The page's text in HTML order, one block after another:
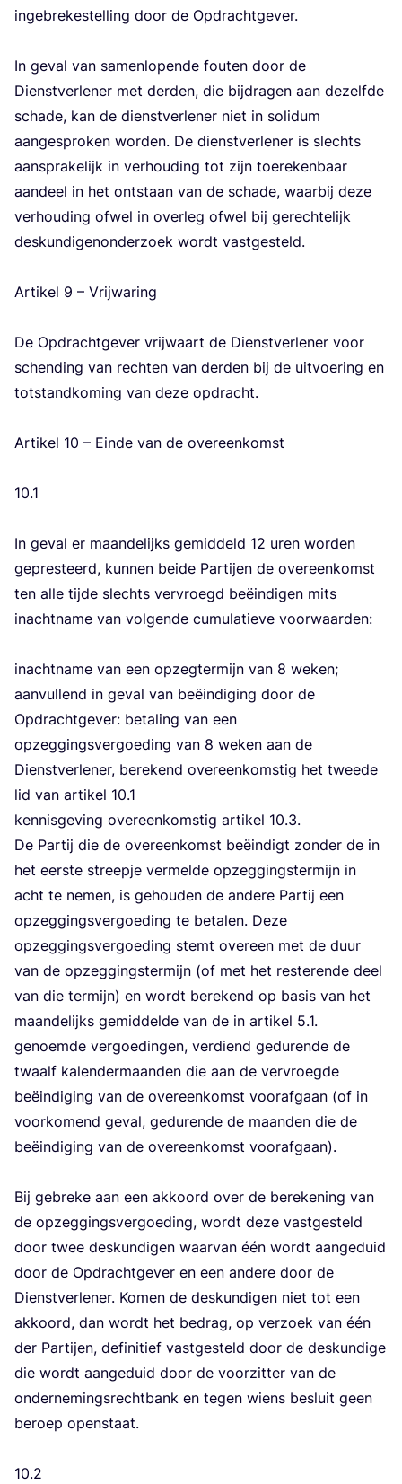
inge­bre­ke­stel­ling door de Opdracht­ge­ver.
In geval van samen­lo­pen­de fou­ten door de
Dienst­ver­le­ner met der­den, die bij­dra­gen aan dezelf­de
scha­de, kan de dienst­ver­le­ner niet in soli­dum
aan­ge­spro­ken wor­den. De dienst­ver­le­ner is slechts
aan­spra­ke­lijk in ver­hou­ding tot zijn toe­re­ken­baar
aan­deel in het ont­staan van de scha­de, waar­bij deze
ver­hou­ding ofwel in over­leg ofwel bij gerech­te­lijk
des­kun­di­gen­on­der­zoek wordt vast­ge­steld.
Arti­kel 9 – Vrij­wa­ring
De Opdracht­ge­ver vrij­waart de Dienst­ver­le­ner voor
schen­ding van rech­ten van der­den bij de uit­voe­ring en
tot­stand­ko­ming van deze opdracht.
Arti­kel 10 – Ein­de van de over­een­komst
10.1
In geval er maan­de­lijks gemid­deld 12 uren wor­den
gepres­teerd, kun­nen bei­de Par­tij­en de over­een­komst
ten alle tij­de slechts ver­vroegd beëin­di­gen mits
inacht­na­me van vol­gen­de cumu­la­tie­ve voor­waar­den:
inacht­na­me van een opzeg­ter­mijn van 8 weken;
aan­vul­lend in geval van beëin­di­ging door de
Opdracht­ge­ver: beta­ling van een
opzeg­gings­ver­goe­ding van 8 weken aan de
Dienst­ver­le­ner, bere­kend over­een­kom­stig het twee­de
lid van arti­kel 10.1
ken­nis­ge­ving over­een­kom­stig arti­kel 10.3.
De Par­tij die de over­een­komst beëin­digt zon­der de in
het eer­ste streep­je ver­mel­de opzeg­gings­ter­mijn in
acht te nemen, is gehou­den de ande­re Par­tij een
opzeg­gings­ver­goe­ding te beta­len. Deze
opzeg­gings­ver­goe­ding stemt over­een met de duur
van de opzeg­gings­ter­mijn (of met het res­te­ren­de deel
van die ter­mijn) en wordt bere­kend op basis van het
maan­de­lijks gemid­del­de van de in arti­kel 5.1.
genoem­de ver­goe­din­gen, ver­diend gedu­ren­de de
twaalf kalen­der­maan­den die aan de ver­vroeg­de
beëin­di­ging van de over­een­komst voor­af­gaan (of in
voor­ko­mend geval, gedu­ren­de de maan­den die de
beëin­di­ging van de over­een­komst voor­af­gaan).
Bij gebre­ke aan een akkoord over de bere­ke­ning van
de opzeg­gings­ver­goe­ding, wordt deze vast­ge­steld
door twee des­kun­di­gen waar­van één wordt aan­ge­duid
door de Opdracht­ge­ver en een ande­re door de
Dienst­ver­le­ner. Komen de des­kun­di­gen niet tot een
akkoord, dan wordt het bedrag, op ver­zoek van één
der Par­tij­en, defi­ni­tief vast­ge­steld door de des­kun­di­ge
die wordt aan­ge­duid door de voor­zit­ter van de
onder­ne­mings­recht­bank en tegen wiens besluit geen
beroep open­staat.
10.2